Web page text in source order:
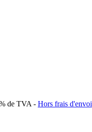
de TVA - Hors frais d'envoi